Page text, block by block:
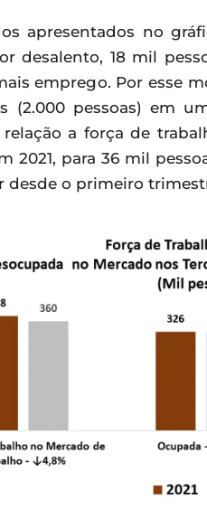
apresentados no
desalento, 18 mil
emprego. Por esse
(2.000 pessoas) em
a força de
2021, para 36 mil
desde o primeiro